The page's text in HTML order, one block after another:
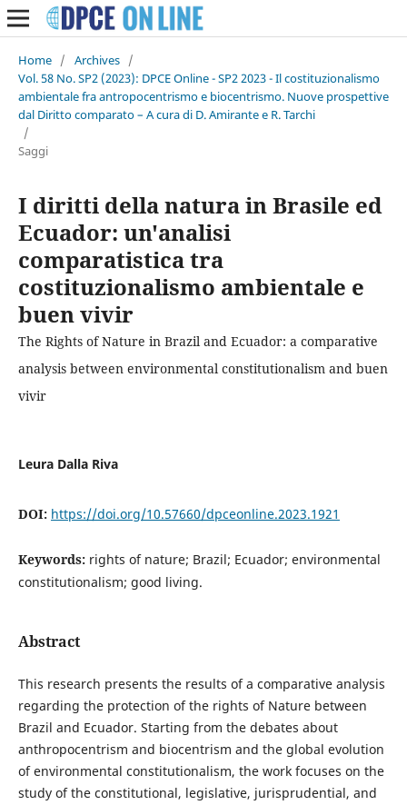
Home / Archives /
Vol. 58 No. SP2 (2023): DPCE Online - SP2 2023 - Il costituzionalismo
ambientale fra antropocentrismo e biocentrismo. Nuove prospettive
dal Diritto comparato – A cura di D. Amirante e R. Tarchi
/
Saggi
I diritti della natura in Brasile ed
Ecuador: un'analisi
comparatistica tra
costituzionalismo ambientale e
buen vivir
The Rights of Nature in Brazil and Ecuador: a comparative
analysis between environmental constitutionalism and buen
vivir
Leura Dalla Riva
DOI: https://doi.org/10.57660/dpceonline.2023.1921
Keywords: rights of nature; Brazil; Ecuador; environmental
constitutionalism; good living.
Abstract
This research presents the results of a comparative analysis
regarding the protection of the rights of Nature between
Brazil and Ecuador. Starting from the debates about
anthropocentrism and biocentrism and the global evolution
of environmental constitutionalism, the work focuses on the
study of the constitutional, legislative, jurisprudential, and